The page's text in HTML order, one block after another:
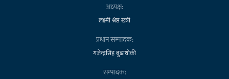
अध्यक्ष:
लक्ष्मी श्रेष्ठ खत्री
प्रधान सम्पादक:
गजेन्द्रसिंह बुढाथोकी
सम्पादक: